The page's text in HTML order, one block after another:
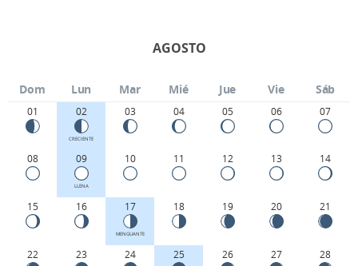
AGOSTO
Dom Lun Mar Mié Jue Vie Sáb
01 02
CRECIENTE
03 04 05 06 07
08 09
LLENA
10 11 12 13 14
15 16 17
MENGUANTE
18 19 20 21
22 23 24 25 26 27 28